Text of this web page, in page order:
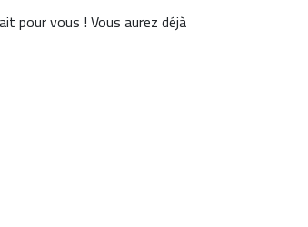
pour vous ! Vous aurez déjà